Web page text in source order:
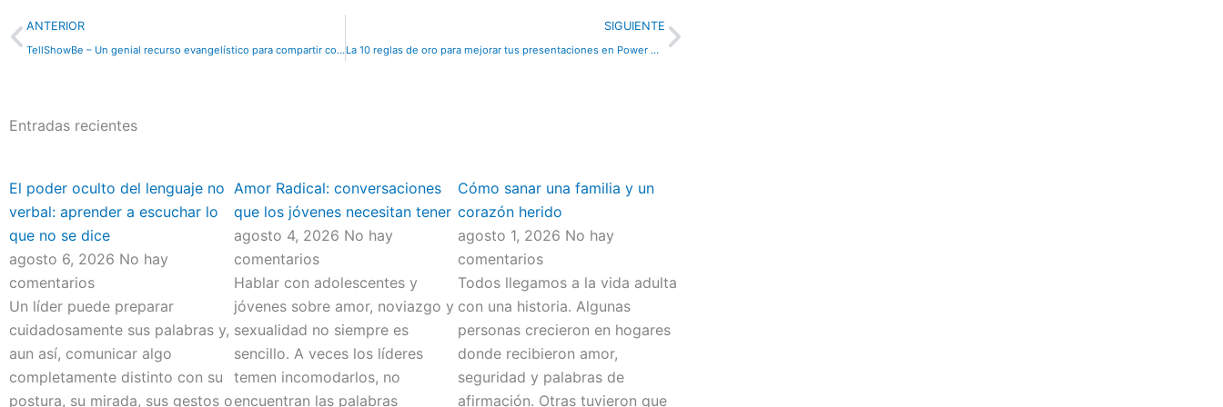
Previo
ANTERIOR
TellShowBe – Un genial recurso evangelístico para compartir con tus jóvenes.
SIGUIENTE
La 10 reglas de oro para mejorar tus presentaciones en Power Point
Next
Entradas recientes
El poder oculto del lenguaje no
verbal: aprender a escuchar lo
que no se dice
agosto 6, 2026 No hay
comentarios
Un líder puede preparar
cuidadosamente sus palabras y,
aun así, comunicar algo
completamente distinto con su
postura, su mirada, sus gestos o
Amor Radical: conversaciones
que los jóvenes necesitan tener
agosto 4, 2026 No hay
comentarios
Hablar con adolescentes y
jóvenes sobre amor, noviazgo y
sexualidad no siempre es
sencillo. A veces los líderes
temen incomodarlos, no
encuentran las palabras
Cómo sanar una familia y un
corazón herido
agosto 1, 2026 No hay
comentarios
Todos llegamos a la vida adulta
con una historia. Algunas
personas crecieron en hogares
donde recibieron amor,
seguridad y palabras de
afirmación. Otras tuvieron que